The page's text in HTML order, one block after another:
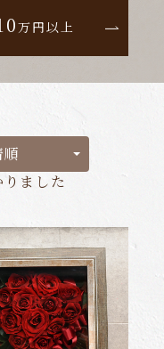
万円以上
ました